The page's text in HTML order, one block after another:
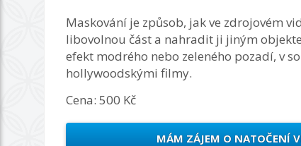
Maskování je způsob, jak ve zdrojovém
libovolnou část a nahradit ji jiným
efekt modrého nebo zeleného pozadí, v
hollywoodskými filmy.
Cena: 500 Kč
MÁM ZÁJEM O NATOČENÍ